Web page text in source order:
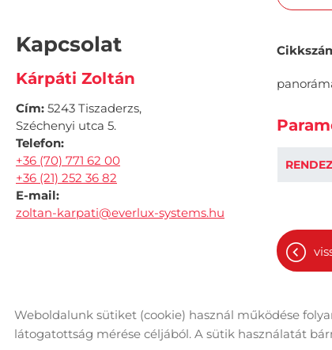
Kapcsolat
Kárpáti Zoltán
Cím: 5243 Tiszaderzs,
Széchenyi utca 5.
Telefon:
+36 (70) 771 62 00
+36 (21) 252 36 82
E-mail:
zoltan-karpati@everlux-systems.hu
© 2026 - Minden jog fenntartva
Weboldalunk sütiket (cookie) használ működése
látogatottság mérése céljából. A sütik használatát